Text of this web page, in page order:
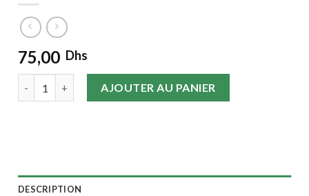
75,00 Dhs
AJOUTER AU PANIER
DESCRIPTION